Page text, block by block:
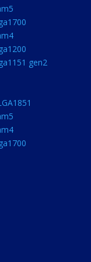
Mère Socket
mère socket am5
Carte mère socket
mère socket am4
Carte mère socket
son
Processeurs
gen2